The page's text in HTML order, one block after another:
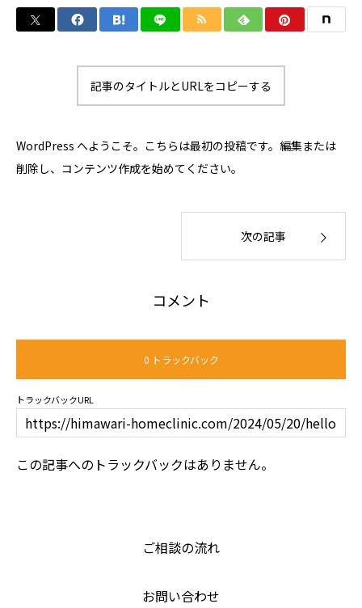
記事のタイトルとURLをコピーする
WordPress へようこそ。こちらは最初の投稿です。編集または
削除し、コンテンツ作成を始めてください。
次の記事
コメント
0 トラックバック
トラックバックURL
この記事へのトラックバックはありません。
ご相談の流れ
お問い合わせ